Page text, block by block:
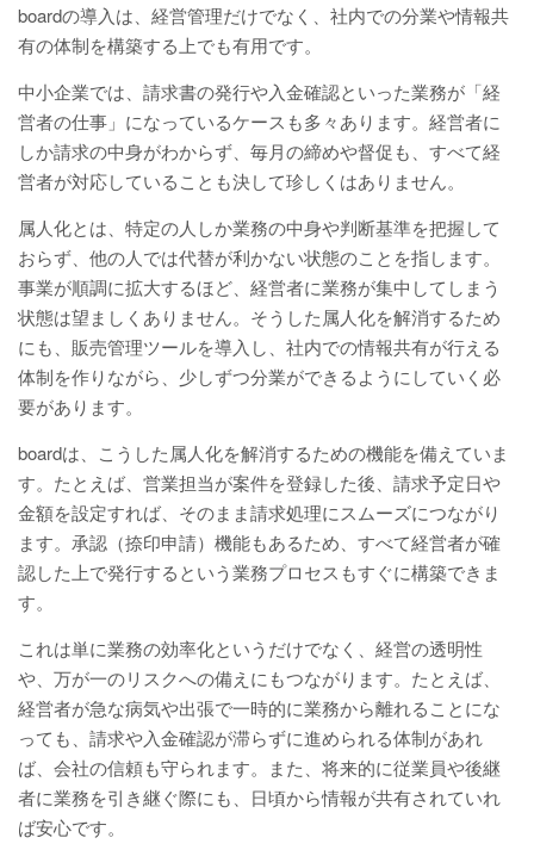
boardの導入は、経営管理だけでなく、社内での分業や情報共
有の体制を構築する上でも有用です。
中小企業では、請求書の発行や入金確認といった業務が「経
営者の仕事」になっているケースも多々あります。経営者に
しか請求の中身がわからず、毎月の締めや督促も、すべて経
営者が対応していることも決して珍しくはありません。
属人化とは、特定の人しか業務の中身や判断基準を把握して
おらず、他の人では代替が利かない状態のことを指します。
事業が順調に拡大するほど、経営者に業務が集中してしまう
状態は望ましくありません。そうした属人化を解消するため
にも、販売管理ツールを導入し、社内での情報共有が行える
体制を作りながら、少しずつ分業ができるようにしていく必
要があります。
boardは、こうした属人化を解消するための機能を備えていま
す。たとえば、営業担当が案件を登録した後、請求予定日や
金額を設定すれば、そのまま請求処理にスムーズにつながり
ます。承認（捺印申請）機能もあるため、すべて経営者が確
認した上で発行するという業務プロセスもすぐに構築できま
す。
これは単に業務の効率化というだけでなく、経営の透明性
や、万が一のリスクへの備えにもつながります。たとえば、
経営者が急な病気や出張で一時的に業務から離れることにな
っても、請求や入金確認が滞らずに進められる体制があれ
ば、会社の信頼も守られます。また、将来的に従業員や後継
者に業務を引き継ぐ際にも、日頃から情報が共有されていれ
ば安心です。